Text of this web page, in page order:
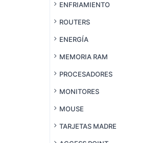
ENFRIAMIENTO
ROUTERS
ENERGÍA
MEMORIA RAM
PROCESADORES
MONITORES
MOUSE
TARJETAS MADRE